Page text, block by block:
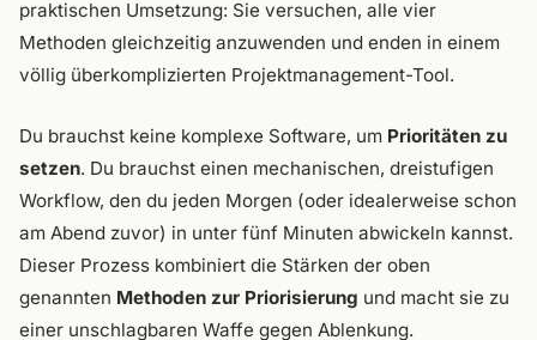
praktischen Umsetzung: Sie versuchen, alle vier
Methoden gleichzeitig anzuwenden und enden in einem
völlig überkomplizierten Projektmanagement-Tool.
Du brauchst keine komplexe Software, um Prioritäten zu
setzen. Du brauchst einen mechanischen, dreistufigen
Workflow, den du jeden Morgen (oder idealerweise schon
am Abend zuvor) in unter fünf Minuten abwickeln kannst.
Dieser Prozess kombiniert die Stärken der oben
genannten Methoden zur Priorisierung und macht sie zu
einer unschlagbaren Waffe gegen Ablenkung.